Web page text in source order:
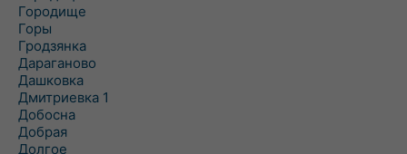
Городище
Горы
Гродзянка
Дараганово
Дашковка
Дмитриевка 1
Добосна
Добрая
Долгое